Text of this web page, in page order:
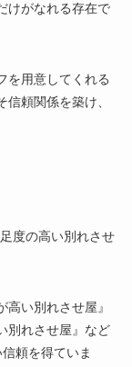
けがなれる存在で
を用意してくれる
頼関係を築け、
度の高い別れさせ
い別れさせ屋』
別れさせ屋』など
頼を得ていま